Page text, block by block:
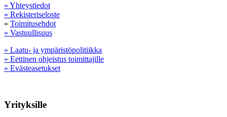
» Yhteystiedot
» Rekisteriseloste
» Toimitusehdot
» Vastuullisuus
» Laatu- ja ympäristöpolitiikka
» Eettinen ohjeistus toimittajille
» Evästeasetukset
Yrityksille